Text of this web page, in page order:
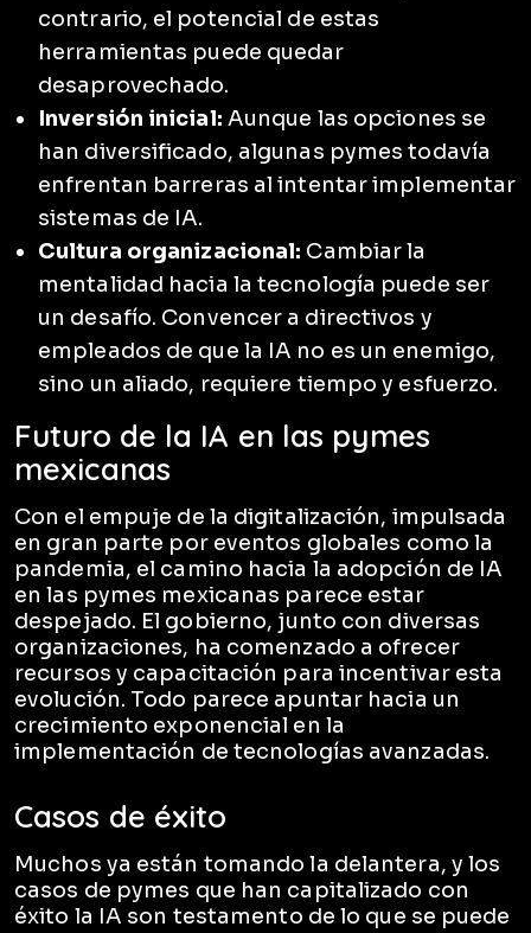
contrario, el potencial de estas
herramientas puede quedar
desaprovechado.
Inversión inicial: Aunque las opciones se
han diversificado, algunas pymes todavía
enfrentan barreras al intentar implementar
sistemas de IA.
Cultura organizacional: Cambiar la
mentalidad hacia la tecnología puede ser
un desafío. Convencer a directivos y
empleados de que la IA no es un enemigo,
sino un aliado, requiere tiempo y esfuerzo.
Futuro de la IA en las pymes
mexicanas
Con el empuje de la digitalización, impulsada
en gran parte por eventos globales como la
pandemia, el camino hacia la adopción de IA
en las pymes mexicanas parece estar
despejado. El gobierno, junto con diversas
organizaciones, ha comenzado a ofrecer
recursos y capacitación para incentivar esta
evolución. Todo parece apuntar hacia un
crecimiento exponencial en la
implementación de tecnologías avanzadas.
Casos de éxito
Muchos ya están tomando la delantera, y los
casos de pymes que han capitalizado con
éxito la IA son testamento de lo que se puede